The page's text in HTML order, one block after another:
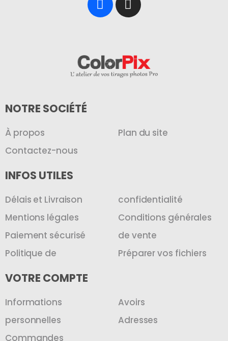
NOTRE SOCIÉTÉ
À propos
Contactez-nous
Plan du site
INFOS UTILES
Délais et Livraison
Mentions légales
Paiement sécurisé
Politique de
confidentialité
Conditions générales
de vente
Préparer vos fichiers
VOTRE COMPTE
Informations
personnelles
Commandes
Avoirs
Adresses